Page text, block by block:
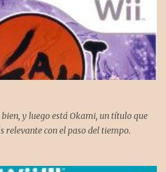
y luego está Okami, un título que
relevante con el paso del tiempo.